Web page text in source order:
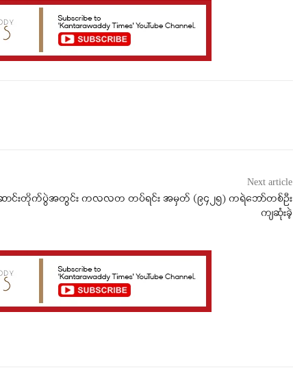
Next article
ောင်းတိုက်ပွဲအတွင်း ကလလတ တပ်ရင်း အမှတ် (၉၄၂၅) ကရဲဘော်တစ်ဦး
ကျဆုံးခဲ့